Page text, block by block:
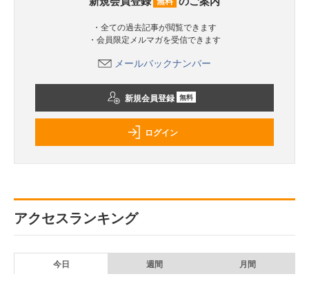
・全ての過去記事が閲覧できます
・会員限定メルマガを受信できます
メールバックナンバー
新規会員登録 無料
ログイン
アクセスランキング
今日 週間 月間